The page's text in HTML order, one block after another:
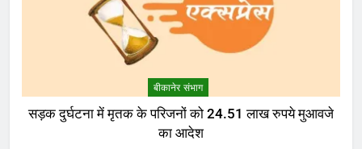
बीकानेर संभाग
सड़क दुर्घटना में मृतक के परिजनों को 24.51 लाख रुपये मुआवजे
का आदेश